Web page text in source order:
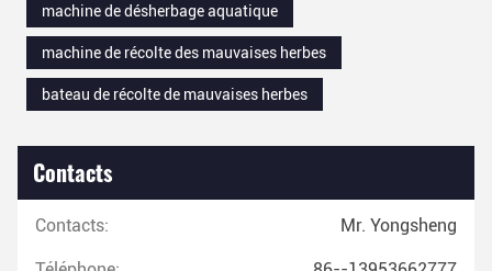
machine de désherbage aquatique
machine de récolte des mauvaises herbes
bateau de récolte de mauvaises herbes
Contacts
Contacts: Mr. Yongsheng